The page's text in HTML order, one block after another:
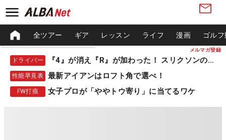
メルマガ登録
全ツアー ギア レッスン ライフ 漫画 ゴル
ドライバー 『4』が消え『R』が加わった！ スリクソンの新作
性能早見表 最新アイアンはロフト角で選べ！
FW打痕 女子プロが「ややトウ寄り」に当てるワケ